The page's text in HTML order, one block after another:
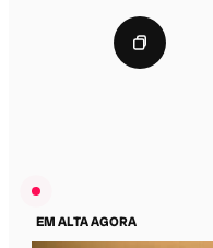
EM ALTA AGORA